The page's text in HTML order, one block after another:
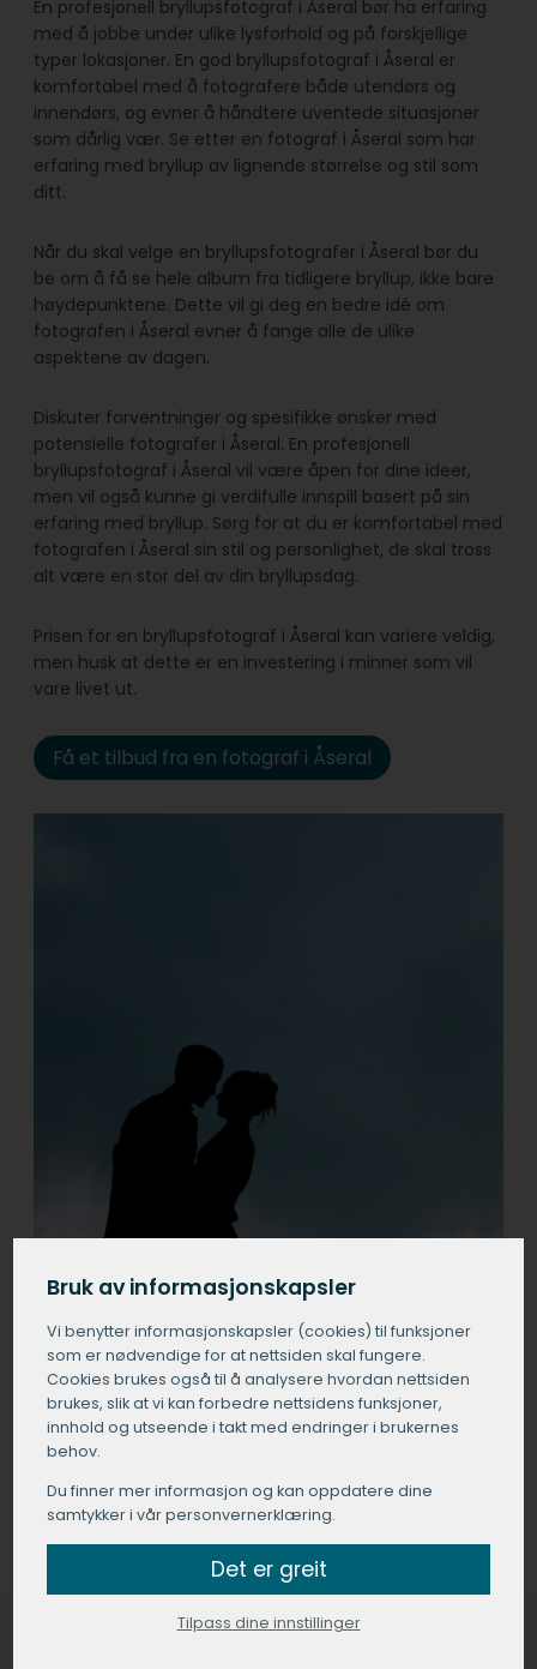
En profesjonell bryllupsfotograf i Åseral bør ha erfaring
med å jobbe under ulike lysforhold og på forskjellige
typer lokasjoner. En god bryllupsfotograf i Åseral er
komfortabel med å fotografere både utendørs og
innendørs, og evner å håndtere uventede situasjoner
som dårlig vær. Se etter en fotograf i Åseral som har
erfaring med bryllup av lignende størrelse og stil som
ditt.
Når du skal velge en bryllupsfotografer i Åseral bør du
be om å få se hele album fra tidligere bryllup, ikke bare
høydepunktene. Dette vil gi deg en bedre idé om
fotografen i Åseral evner å fange alle de ulike
aspektene av dagen.
Diskuter forventninger og spesifikke ønsker med
potensielle fotografer i Åseral. En profesjonell
bryllupsfotograf i Åseral vil være åpen for dine ideer,
men vil også kunne gi verdifulle innspill basert på sin
erfaring med bryllup. Sørg for at du er komfortabel med
fotografen i Åseral sin stil og personlighet, de skal tross
alt være en stor del av din bryllupsdag.
Prisen for en bryllupsfotograf i Åseral kan variere veldig,
men husk at dette er en investering i minner som vil
vare livet ut.
Få et tilbud fra en fotograf i Åseral
Bruk av informasjonskapsler
Vi benytter informasjons­kapsler (cookies) til funksjoner
som er nødvendige for at nettsiden skal fungere.
Cookies brukes også til å analysere hvordan nettsiden
brukes, slik at vi kan forbedre nettsidens funksjoner,
innhold og utseende i takt med endringer i brukernes
behov.
Du finner mer informasjon og kan oppdatere dine
samtykker i vår personvernerklæring.
Det er greit
Tilpass dine innstillinger